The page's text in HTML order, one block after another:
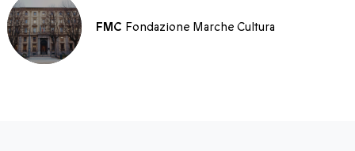
FMC Fondazione Marche Cultura